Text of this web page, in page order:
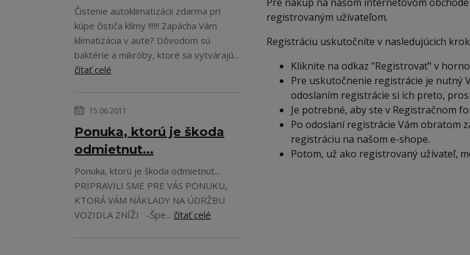
Čistenie autoklimatizácii zdarma pri
kúpe čističa klímy !!!!!! Zapácha Vám
klimatizácia v aute? Dôvodom sú
baktérie a mikróby, ktoré sa vytvárajú...
čítať celé
15.06.2011
Ponuka, ktorú je škoda
odmietnut...
Ponuka, ktorú je škoda odmietnut...
PRIPRAVILI SME PRE VÁS PONUKU,
KTORÁ VÁM NÁKLADY NA ÚDRŽBU
VOZIDLA ZNÍŽI -Špe... čítať celé
registrovaným užívateľom.
Registráciu uskutočníte v nasledujúcich
Kliknite na odkaz "Registrovať" v
Pre uskutočnenie registrácie je nutný
odoslaním registrácie si ich preto,
Je potrebné, aby ste v Registračnom
Po odoslaní registrácie Vám obratom
registráciu na našom e-shope.
Potom, už ako registrovaný užívateľ,